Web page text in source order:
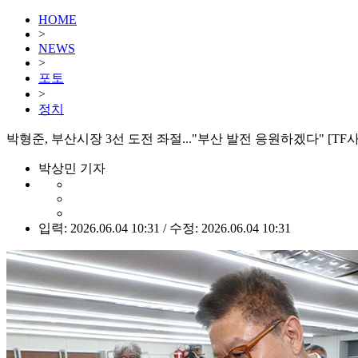
HOME
>
NEWS
>
포토
>
정치
박형준, 부산시장 3선 도전 좌절..."부산 발전 응원하겠다" [TF
박상민 기자
입력: 2026.06.04 10:31 / 수정: 2026.06.04 10:31